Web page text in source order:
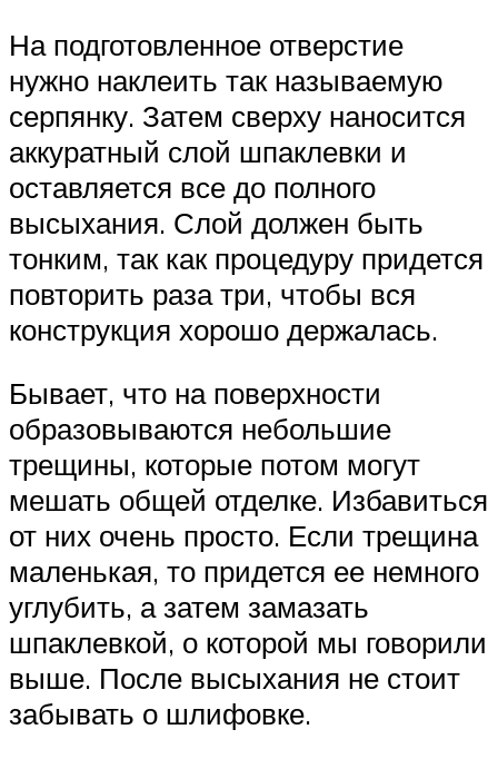
На подготовленное отверстие
нужно наклеить так называемую
серпянку. Затем сверху наносится
аккуратный слой шпаклевки и
оставляется все до полного
высыхания. Слой должен быть
тонким, так как процедуру придется
повторить раза три, чтобы вся
конструкция хорошо держалась.
Бывает, что на поверхности
образовываются небольшие
трещины, которые потом могут
мешать общей отделке. Избавиться
от них очень просто. Если трещина
маленькая, то придется ее немного
углубить, а затем замазать
шпаклевкой, о которой мы говорили
выше. После высыхания не стоит
забывать о шлифовке.